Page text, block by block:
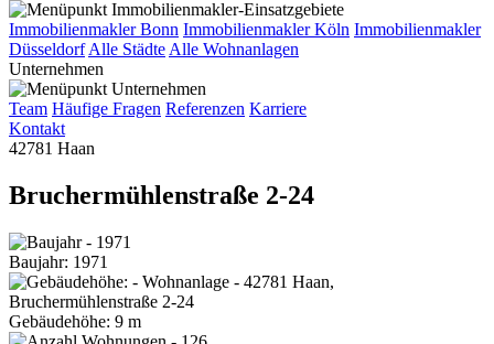
Immobilienmakler Bonn Immobilienmakler Köln Immobilienmakler
Düsseldorf Alle Städte Alle Wohnanlagen
Unternehmen
Team Häufige Fragen Referenzen Karriere
Kontakt
42781 Haan
Bruchermühlenstraße 2-24
Baujahr: 1971
Gebäudehöhe: 9 m